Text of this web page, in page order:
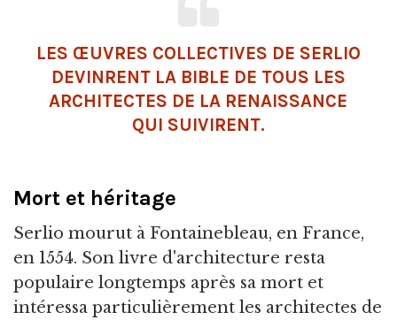
LES ŒUVRES COLLECTIVES DE SERLIO
DEVINRENT LA BIBLE DE TOUS LES
ARCHITECTES DE LA RENAISSANCE
QUI SUIVIRENT.
Mort et héritage
Serlio mourut à Fontainebleau, en France,
en 1554. Son livre d'architecture resta
populaire longtemps après sa mort et
intéressa particulièrement les architectes de